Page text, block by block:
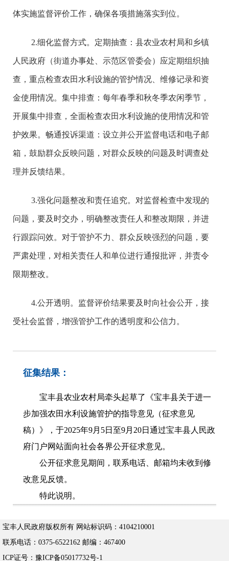
体实施监督评价工作，确保各项措施落实到位。
2.细化监督方式。定期抽查：县农业农村局和乡镇
人民政府（街道办事处、示范区管委会）应定期组织抽
查，重点检查农田水利设施的管护情况、维修记录和资
金使用情况。集中排查：每年春季和秋冬季农闲季节，
开展集中排查，全面检查农田水利设施的使用情况和管
护效果。畅通投诉渠道：设立并公开监督电话和电子邮
箱，鼓励群众反映问题，对群众反映的问题及时调查处
理并反馈结果。
3.强化问题整改和责任追究。对监督检查中发现的
问题，要及时交办，明确整改责任人和整改期限，并进
行跟踪问效。对于管护不力、群众反映强烈的问题，要
严肃处理，对相关责任人和单位进行通报批评，并责令
限期整改。
4.公开透明。监督评价结果要及时向社会公开，接
受社会监督，增强管护工作的透明度和公信力。
征集结果：
宝丰县农业农村局牵头起草了《宝丰县关于进一
步加强农田水利设施管护的指导意见（征求意见
稿） 》，于2025年9月5日至9月20日通过宝丰县人民政
府门户网站面向社会各界公开征求意见。
公开征求意见期间，联系电话、邮箱均未收到修
改意见反馈。
特此说明。
宝丰人民政府版权所有 网站标识码：4104210001
联系电话：0375-6522162 邮编：467400
ICP证号：豫ICP备05017732号-1